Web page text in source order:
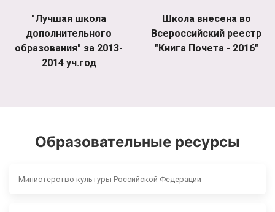
"Лучшая школа
дополнительного
образования" за 2013-
2014 уч.год
Школа внесена во
Всероссийский реестр
"Книга Почета - 2016"
Образовательные ресурсы
Министерство культуры Российской Федерации